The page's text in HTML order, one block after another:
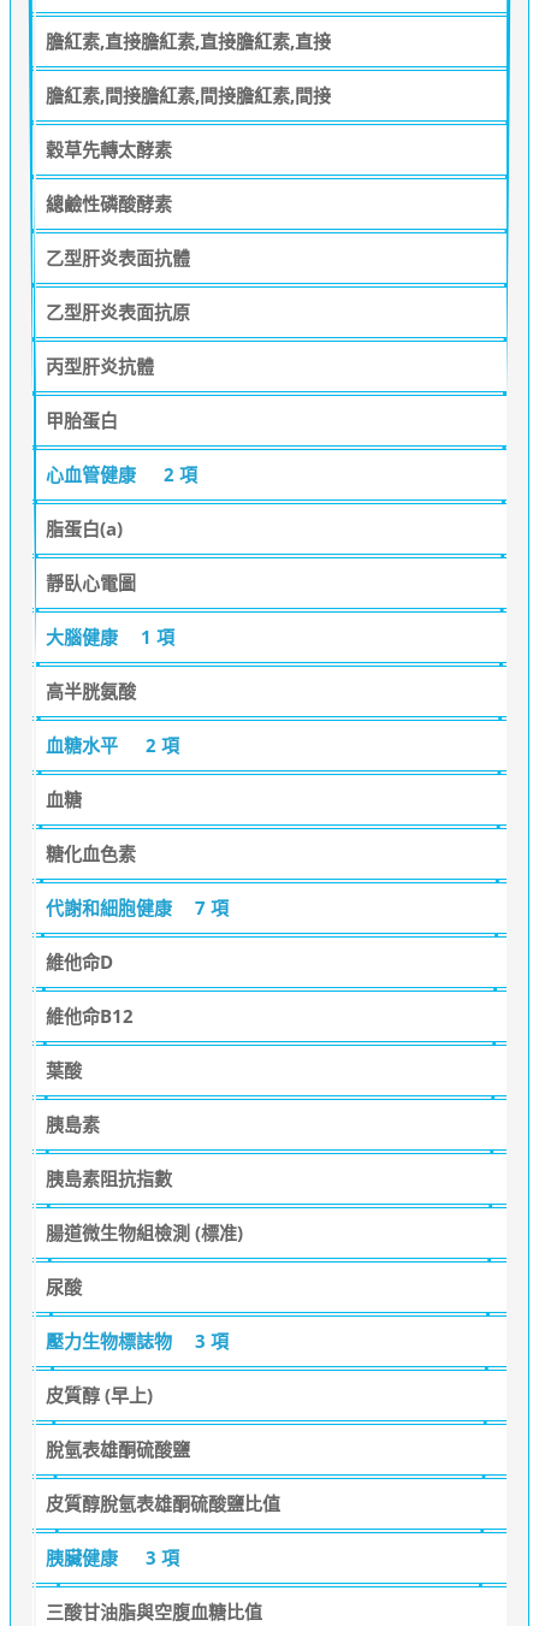
膽紅素,直接膽紅素,直接膽紅素,直接
膽紅素,間接膽紅素,間接膽紅素,間接
穀草先轉太酵素
總鹼性磷酸酵素
乙型肝炎表面抗體
乙型肝炎表面抗原
丙型肝炎抗體
甲胎蛋白
心血管健康 2 項
脂蛋白(a)
靜臥心電圖
大腦健康 1 項
高半胱氨酸
血糖水平 2 項
血糖
糖化血色素
代謝和細胞健康 7 項
維他命D
維他命B12
葉酸
胰島素
胰島素阻抗指數
腸道微生物組檢測 (標准)
尿酸
壓力生物標誌物 3 項
皮質醇 (早上)
脫氫表雄酮硫酸鹽
皮質醇脫氫表雄酮硫酸鹽比值
胰臟健康 3 項
三酸甘油脂與空腹血糖比值